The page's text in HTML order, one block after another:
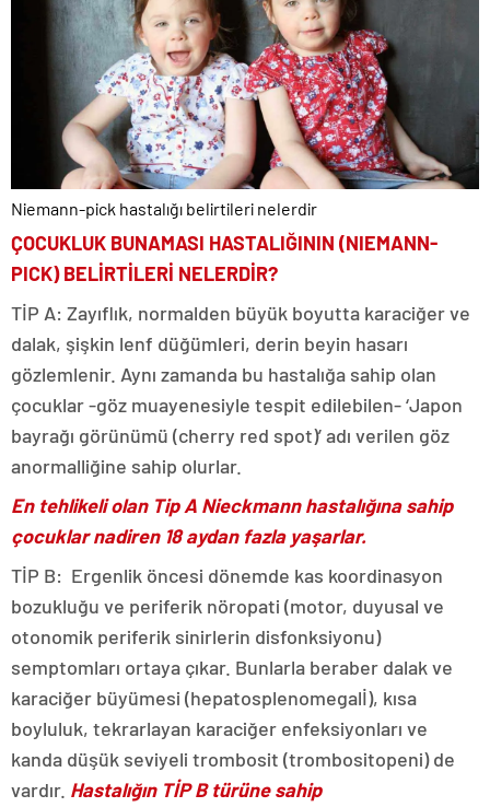
Niemann-pick hastalığı belirtileri nelerdir
ÇOCUKLUK BUNAMASI HASTALIĞININ (NIEMANN-
PICK) BELİRTİLERİ NELERDİR?
TİP A: Zayıflık, normalden büyük boyutta karaciğer ve
dalak, şişkin lenf düğümleri, derin beyin hasarı
gözlemlenir. Aynı zamanda bu hastalığa sahip olan
çocuklar -göz muayenesiyle tespit edilebilen- ‘Japon
bayrağı görünümü (cherry red spot)’ adı verilen göz
anormalliğine sahip olurlar.
En tehlikeli olan Tip A Nieckmann hastalığına sahip
çocuklar nadiren 18 aydan fazla yaşarlar.
TİP B: Ergenlik öncesi dönemde kas koordinasyon
bozukluğu ve periferik nöropati (motor, duyusal ve
otonomik periferik sinirlerin disfonksiyonu)
semptomları ortaya çıkar. Bunlarla beraber dalak ve
karaciğer büyümesi (hepatosplenomegalİ), kısa
boyluluk, tekrarlayan karaciğer enfeksiyonları ve
kanda düşük seviyeli trombosit (trombositopeni) de
vardır. Hastalığın TİP B türüne sahip